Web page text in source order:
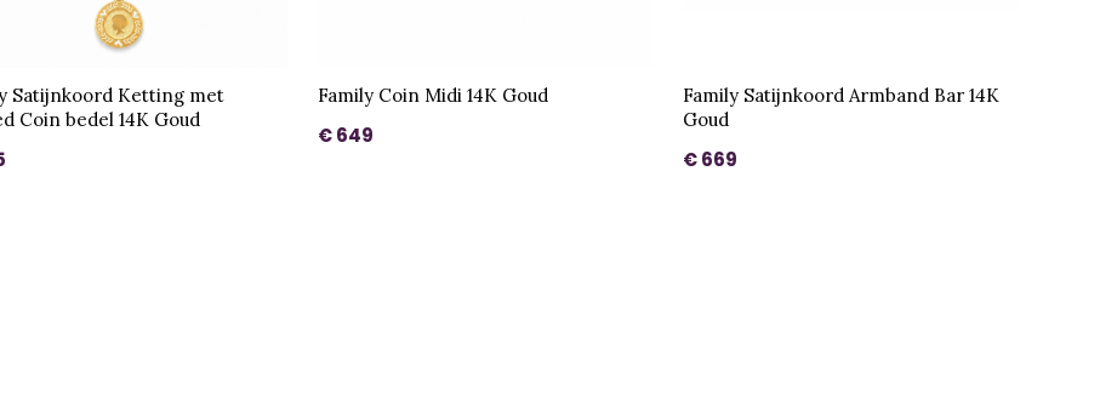
Satijnkoord Ketting met
Coin bedel 14K Goud
Family Coin Midi 14K Goud
€ 649
Family Satijnkoord Armband Bar 14K
Goud
€ 669